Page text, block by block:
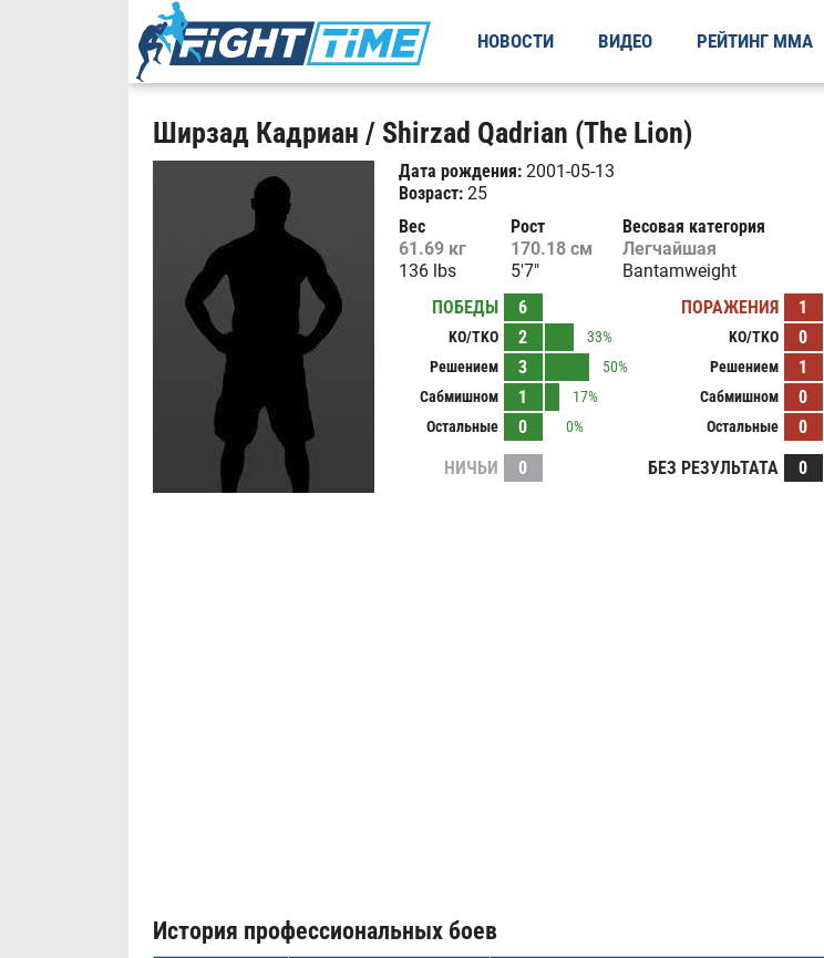
НОВОСТИ ВИДЕО РЕЙТИНГ ММА
Ширзад Кадриан / Shirzad Qadrian (The Lion)
Дата рождения:2001-05-13
Возраст:25
Вес
61.69 кг
136 lbs
Рост
170.18 см
5'7"
Весовая категория
Легчайшая
Bantamweight
ПОБЕДЫ
6
KO/TKO 2
33%
Решением
3
50%
Сабмишном
1
17%
Остальные
0 0%
ПОРАЖЕНИЯ 1
KO/TKO 0
Решением
1
Сабмишном
0
Остальные
0
НИЧЬИ 0 БЕЗ РЕЗУЛЬТАТА 0
История профессиональных боев